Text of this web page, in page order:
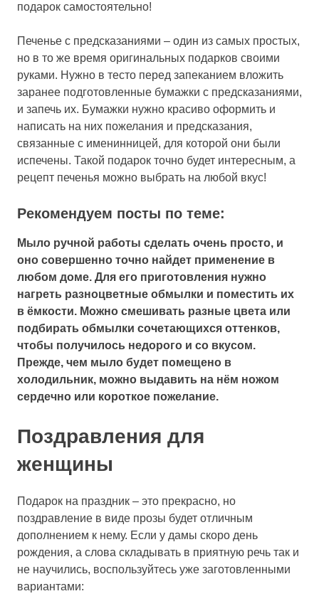
подарок самостоятельно!
Печенье с предсказаниями – один из самых простых,
но в то же время оригинальных подарков своими
руками. Нужно в тесто перед запеканием вложить
заранее подготовленные бумажки с предсказаниями,
и запечь их. Бумажки нужно красиво оформить и
написать на них пожелания и предсказания,
связанные с именинницей, для которой они были
испечены. Такой подарок точно будет интересным, а
рецепт печенья можно выбрать на любой вкус!
Рекомендуем посты по теме:
Мыло ручной работы сделать очень просто, и
оно совершенно точно найдет применение в
любом доме. Для его приготовления нужно
нагреть разноцветные обмылки и поместить их
в ёмкости. Можно смешивать разные цвета или
подбирать обмылки сочетающихся оттенков,
чтобы получилось недорого и со вкусом.
Прежде, чем мыло будет помещено в
холодильник, можно выдавить на нём ножом
сердечно или короткое пожелание.
Поздравления для
женщины
Подарок на праздник – это прекрасно, но
поздравление в виде прозы будет отличным
дополнением к нему. Если у дамы скоро день
рождения, а слова складывать в приятную речь так и
не научились, воспользуйтесь уже заготовленными
вариантами: